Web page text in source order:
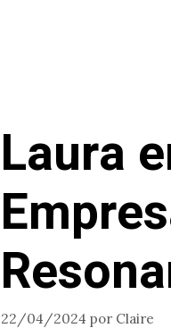
Laura
22/04/2024 por Claire